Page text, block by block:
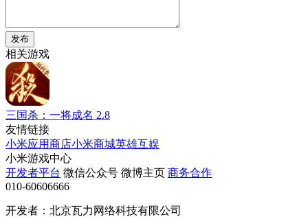
发布
相关游戏
三国杀：一将成名 2.8
友情链接
小米应用商店小米商城英雄互娱
小米游戏中心
开发者平台 微信公众号 微博主页 商务合作
010-60606666
开发者：北京瓦力网络科技有限公司